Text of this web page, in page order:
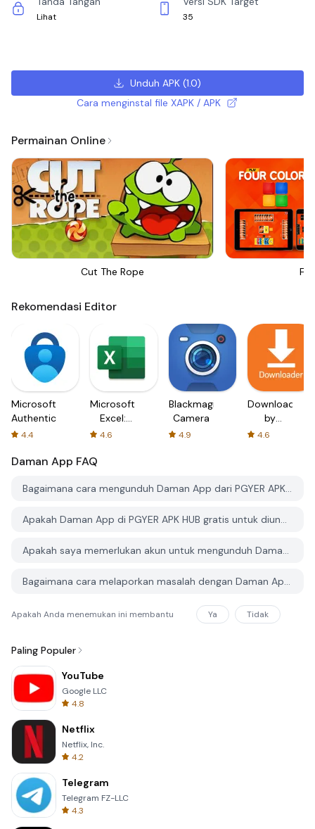
Lihat 35
Unduh APK (1.0)
Cara menginstal file XAPK / APK
Permainan Online
Cut The Rope
Rekomendasi Editor
Microsoft
Authenticator
4.4
Microsoft
Excel:
Spreadsheets
4.6
Blackmagic
Camera
4.9
Downloader
by
AFTVnews
4.6
Daman App FAQ
Bagaimana cara mengunduh Daman App dari PGYER APK HUB?
Apakah Daman App di PGYER APK HUB gratis untuk diunduh?
Apakah saya memerlukan akun untuk mengunduh Daman App dari PGYER APK HUB?
Bagaimana cara melaporkan masalah dengan Daman App di PGYER APK HUB?
Apakah Anda menemukan ini membantu Ya Tidak
Paling Populer
YouTube
Google LLC
4.8
Netflix
Netflix, Inc.
4.2
Telegram
Telegram FZ-LLC
4.3